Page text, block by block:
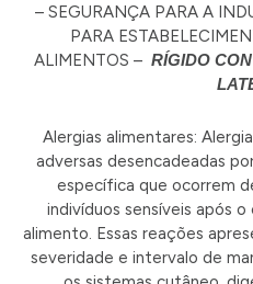
– SEGURANÇA PARA A
PARA
ALIMENTOS – RÍGIDO
Alergias alimentares:
adversas desencadeadas
específica que ocorrem
indivíduos sensíveis após
alimento. Essas reações
severidade e intervalo de